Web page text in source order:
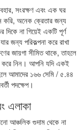
সংরক্ষণ এবং এক ঘর
করি, অনেক ক্রেতার জন্য
না গিয়েই একটি পূর্ণ
জন্য পরিকল্পনা করে রাখা
জায়গা সীমিত থাকে, তাহলে
করে নিন। আপনি যদি একই
আমাদের ১৬৬ সেমি / ৫.৪৪
পদক্ষেপ।
এলাকা
আঞ্চলিক গুদাম থেকে না